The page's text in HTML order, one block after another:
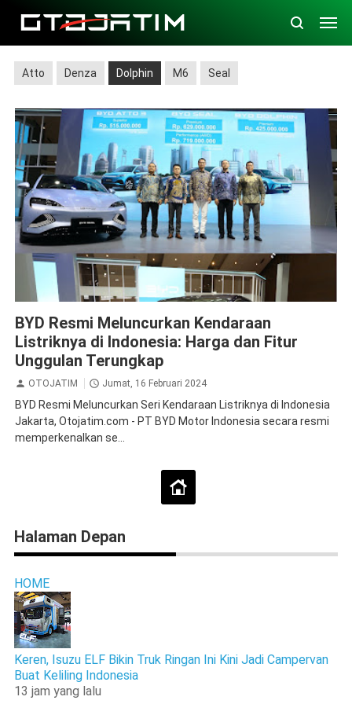
Atto Denza Dolphin M6 Seal
BYD Resmi Meluncurkan Kendaraan
Listriknya di Indonesia: Harga dan Fitur
Unggulan Terungkap
OTOJATIM Jumat, 16 Februari 2024
BYD Resmi Meluncurkan Seri Kendaraan Listriknya di Indonesia
Jakarta, Otojatim.com - PT BYD Motor Indonesia secara resmi
memperkenalkan se...
Halaman Depan
HOME
Keren, Isuzu ELF Bikin Truk Ringan Ini Kini Jadi Campervan
Buat Keliling Indonesia
13 jam yang lalu